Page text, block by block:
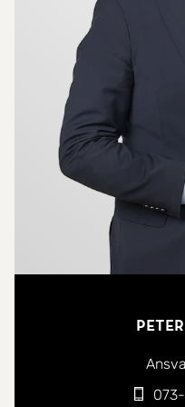
fönsterpartierna i två
fantastiskt ljusinsläpp
genom hela
utsikt över den
grönska, lekplats och
magnoliaträd som
småstadslik känsla
Vardagsrumsdelen
mot den lummiga
gott om förvaring,
trevliga middagar och
mycket rymlig och
lättmöblerade